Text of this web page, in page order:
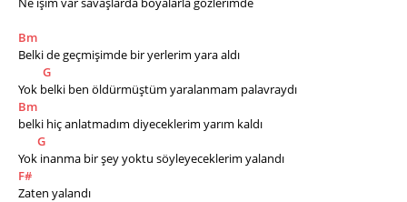
Bm
Belki de geçmişimde bir yerlerim yara aldı
G
Yok belki ben öldürmüştüm yaralanmam palavraydı
Bm
belki hiç anlatmadım diyeceklerim yarım kaldı
G
Yok inanma bir şey yoktu söyleyeceklerim yalandı
F#
Zaten yalandı